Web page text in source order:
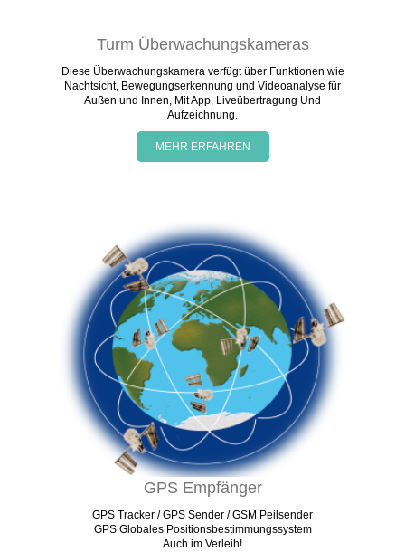
Turm Überwachungskameras
Diese Überwachungskamera verfügt über Funktionen wie
Nachtsicht, Bewegungserkennung und Videoanalyse für
Außen und Innen, Mit App, Liveübertragung Und
Aufzeichnung.
MEHR ERFAHREN
GPS Empfänger
GPS Tracker / GPS Sender / GSM Peilsender
GPS Globales Positionsbestimmungssystem
Auch im Verleih!